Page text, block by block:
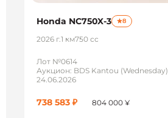
Honda NC750X-3 8
2026 г.1 км750 сс
Лот №0614
Аукцион: BDS Kantou (Wednesday)
24.06.2026
738 583 ₽ 804 000 ¥